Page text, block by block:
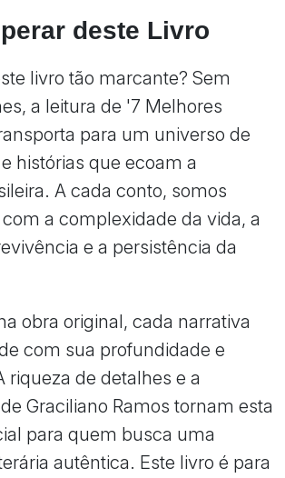
deste Livro
livro tão marcante? Sem
a leitura de '7 Melhores
para um universo de
histórias que ecoam a
A cada conto, somos
a complexidade da vida, a
e a persistência da
obra original, cada narrativa
com sua profundidade e
riqueza de detalhes e a
Graciliano Ramos tornam esta
para quem busca uma
autêntica. Este livro é para